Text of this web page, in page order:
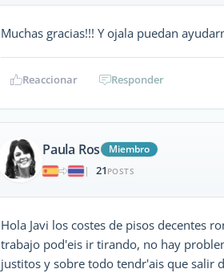
Muchas gracias!!! Y ojala puedan
Reaccionar Responder
Paula Ros
Miembro
|
21 POSTS
Hola Javi los costes de pisos decentes
trabajo pod'eis ir tirando, no hay
justitos y sobre todo tendr'ais que salir